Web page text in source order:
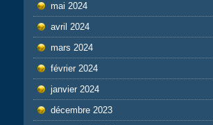
mai 2024
avril 2024
mars 2024
février 2024
janvier 2024
décembre 2023